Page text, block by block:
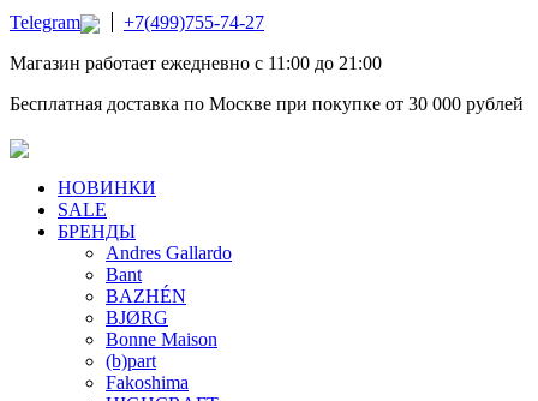
Telegram
+7(499)755-74-27
Магазин работает ежедневно с 11:00 до 21:00
Бесплатная доставка по Москве при покупке от 30 000 рублей
НОВИНКИ
SALE
БРЕНДЫ
Andres Gallardo
Bant
BAZHÉN
BJØRG
Bonne Maison
(b)part
Fakoshima